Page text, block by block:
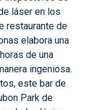
láser en los
restaurante de
elabora una
de una
ingeniosa.
este bar de
Park de